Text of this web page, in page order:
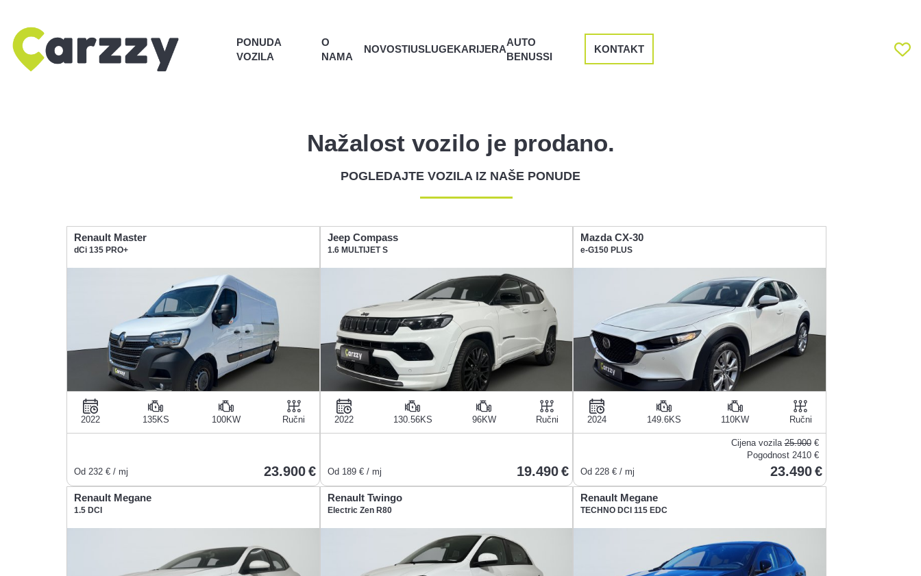
PONUDA
VOZILA
O
NAMA
NOVOSTIUSLUGEKARIJERA
AUTO
BENUSSI
KONTAKT
Nažalost vozilo je prodano.
POGLEDAJTE VOZILA IZ NAŠE PONUDE
Renault Master
dCi 135 PRO+
2022 135KS 100KW Ručni
Od 232 € / mj 23.900
Jeep Compass
1.6 MULTIJET S
2022 130.56KS 96KW Ručni
Od 189€ / mj 19.490
Mazda CX-30
e-G150 PLUS
2024 149.6KS 110KW Ručni
Cijena vozila25.900€
Pogodnost 2410 €
Od 228 € / mj 23.490
Renault Megane
1.5 DCI
Renault Twingo
Electric Zen R80
Renault Megane
TECHNO DCI 115 EDC